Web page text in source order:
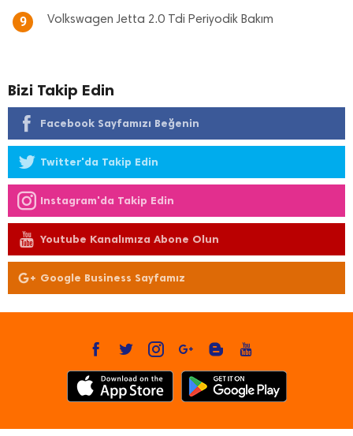
9 Volkswagen Jetta 2.0 Tdi Periyodik Bakım
Bizi Takip Edin
Facebook Sayfamızı Beğenin
Twitter'da Takip Edin
Instagram'da Takip Edin
Youtube Kanalımıza Abone Olun
Google Business Sayfamız